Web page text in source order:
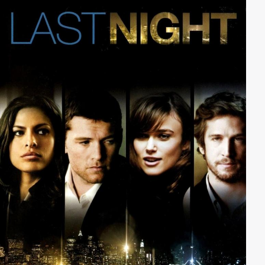
Lust mehr auf das mühselige Leben als gesetzestreuer
Bürger und seinen schlecht bezahlten Job und lässt
sich von einem alten Bekannten dazu überreden bei
einem Überfall mitzumachen. Plötzlich sieht sich Frank